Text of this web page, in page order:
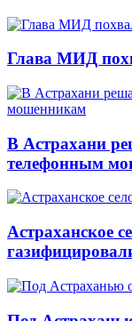
Глава МИД
В Астрахани
телефонным
Астраханское